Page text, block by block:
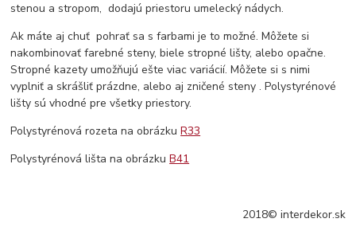
stenou a stropom, dodajú priestoru umelecký nádych.
Ak máte aj chuť pohrať sa s farbami je to možné. Môžete si
nakombinovať farebné steny, biele stropné lišty, alebo opačne.
Stropné kazety umožňujú ešte viac variácií. Môžete si s nimi
vyplniť a skrášliť prázdne, alebo aj zničené steny . Polystyrénové
lišty sú vhodné pre všetky priestory.
Polystyrénová rozeta na obrázkuR33
Polystyrénová lišta na obrázkuB41
2018© interdekor.sk